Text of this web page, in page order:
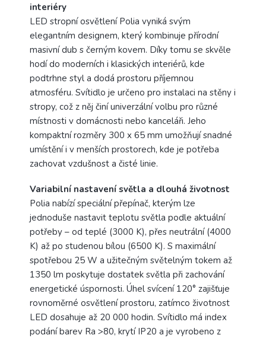
interiéry
LED stropní osvětlení Polia vyniká svým
elegantním designem, který kombinuje přírodní
masivní dub s černým kovem. Díky tomu se skvěle
hodí do moderních i klasických interiérů, kde
podtrhne styl a dodá prostoru příjemnou
atmosféru. Svítidlo je určeno pro instalaci na stěny i
stropy, což z něj činí univerzální volbu pro různé
místnosti v domácnosti nebo kanceláři. Jeho
kompaktní rozměry 300 x 65 mm umožňují snadné
umístění i v menších prostorech, kde je potřeba
zachovat vzdušnost a čisté linie.
Variabilní nastavení světla a dlouhá životnost
Polia nabízí speciální přepínač, kterým lze
jednoduše nastavit teplotu světla podle aktuální
potřeby – od teplé (3000 K), přes neutrální (4000
K) až po studenou bílou (6500 K). S maximální
spotřebou 25 W a užitečným světelným tokem až
1350 lm poskytuje dostatek světla při zachování
energetické úspornosti. Úhel svícení 120° zajišťuje
rovnoměrné osvětlení prostoru, zatímco životnost
LED dosahuje až 20 000 hodin. Svítidlo má index
podání barev Ra >80, krytí IP20 a je vyrobeno z